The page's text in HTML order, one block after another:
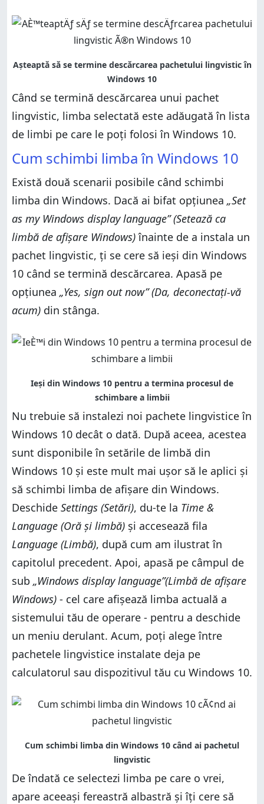
Când se termină descărcarea unui pachet
lingvistic, limba selectată este adăugată în lista
de limbi pe care le poți folosi în Windows 10.
Cum schimbi limba în Windows 10
Există două scenarii posibile când schimbi
limba din Windows. Dacă ai bifat opțiunea „Set
as my Windows display language” (Setează ca
limbă de afișare Windows)înainte de a instala un
pachet lingvistic, ți se cere să ieși din Windows
10 când se termină descărcarea. Apasă pe
opțiunea „Yes, sign out now” (Da, deconectați-vă
acum) din stânga.
Nu trebuie să instalezi noi pachete lingvistice în
Windows 10 decât o dată. După aceea, acestea
sunt disponibile în setările de limbă din
Windows 10 și este mult mai ușor să le aplici și
să schimbi limba de afișare din Windows.
Deschide Settings (Setări), du-te la Time &
Language (Oră și limbă) și accesează fila
Language (Limbă), după cum am ilustrat în
capitolul precedent. Apoi, apasă pe câmpul de
sub „Windows display language”(Limbă de afișare
Windows) - cel care afișează limba actuală a
sistemului tău de operare - pentru a deschide
un meniu derulant. Acum, poți alege între
pachetele lingvistice instalate deja pe
calculatorul sau dispozitivul tău cu Windows 10.
De îndată ce selectezi limba pe care o vrei,
apare aceeași fereastră albastră și îți cere să